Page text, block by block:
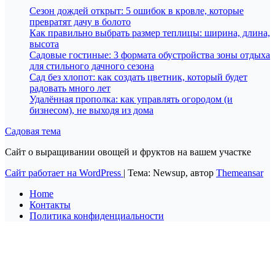
Сезон дождей открыт: 5 ошибок в кровле, которые
превратят дачу в болото
Как правильно выбрать размер теплицы: ширина, длина,
высота
Садовые гостиные: 3 формата обустройства зоны отдыха
для стильного дачного сезона
Сад без хлопот: как создать цветник, который будет
радовать много лет
Удалённая прополка: как управлять огородом (и
бизнесом), не выходя из дома
Садовая тема
Сайт о выращивании овощей и фруктов на вашем участке
Сайт работает на WordPress | Тема: Newsup, автор Themeansar
Home
Контакты
Политика конфиденциальности